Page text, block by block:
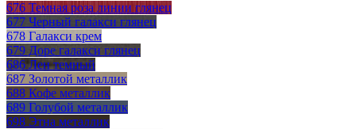
676 Темная роза линии глянец
677 Черный галакси глянец
678 Галакси крем
679 Доре галакси глянец
686 Лен темный
687 Золотой металлик
688 Кофе металлик
689 Голубой металлик
698 Этна металлик